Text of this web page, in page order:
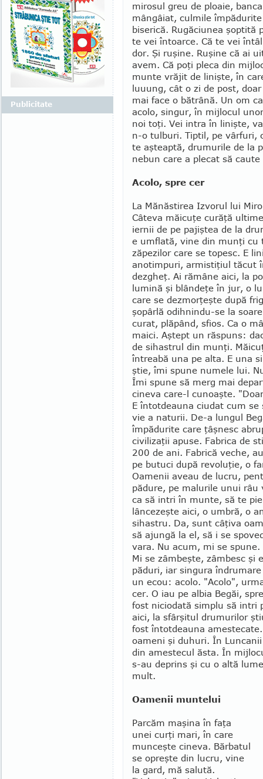
mirosul greu de ploaie,
mângâiat, cul­mi­le
biserică. Rugăciunea şoptită
te vei întoarce. Că te vei
dor. Şi ru­şine. Ruşine că ai
avem. Că poţi pleca din
munte vrăjit de linişte, în
luuung, cât o zi de post,
mai face o bătrână. Un om
acolo, singur, în mijlocul
noi toţi. Vei intra în linişte,
n-o tulburi. Tiptil, pe vârfuri,
te aşteaptă, drumu­rile de la
nebun care a plecat să
Acolo, spre cer
La Mănăstirea Izvorul lui
Câteva măicuţe curăţă
iernii de pe pajiştea de la
e umflată, vine din munţi cu
zăpezilor care se topesc. E
anotimpuri, armistiţiul tăcut
dezgheţ. Ai rămâne aici, la
lumină şi blândeţe în jur, o
care se dezmorţeşte după
şopârlă odih­nindu-se la
curat, plăpând, sfios. Ca o
maici. Aştept un răspuns:
de sihastrul din munţi.
întreabă una pe alta. E una
ştie, îmi spune numele lui.
Îmi spune să merg mai
cineva care-l cunoaşte.
E întotdeauna ciudat cum
vie a naturii. De-a lun­gul
împădurite care ţâşnesc
civilizaţii apuse. Fabrica de
200 de ani. Fabrică veche,
pe butuci după revoluţie, o
Oamenii aveau de lucru,
pădure, pe malurile unui râu
ca să intri în munte, să te
lâncezeşte aici, o umbră, o
sihastru. Da, sunt câţiva
să ajungă la el, să i se
vara. Nu acum, mi se
Mi se zâmbeşte, zâmbesc
păduri, iar singura
un ecou: acolo. "Acolo",
cer. O iau pe albia Begăi,
fost niciodată simplu să intri
aici, la sfârşitul drumurilor
fost întot­deauna
oameni şi duhuri. În
din amestecul ăsta. În
s-au deprins şi cu o altă
mult.
Oamenii muntelui
Parcăm maşina în faţa
unei curţi mari, în care
munceşte cineva. Bărbatul
se opreşte din lucru, vine
la gard, mă salută.
Publicitate